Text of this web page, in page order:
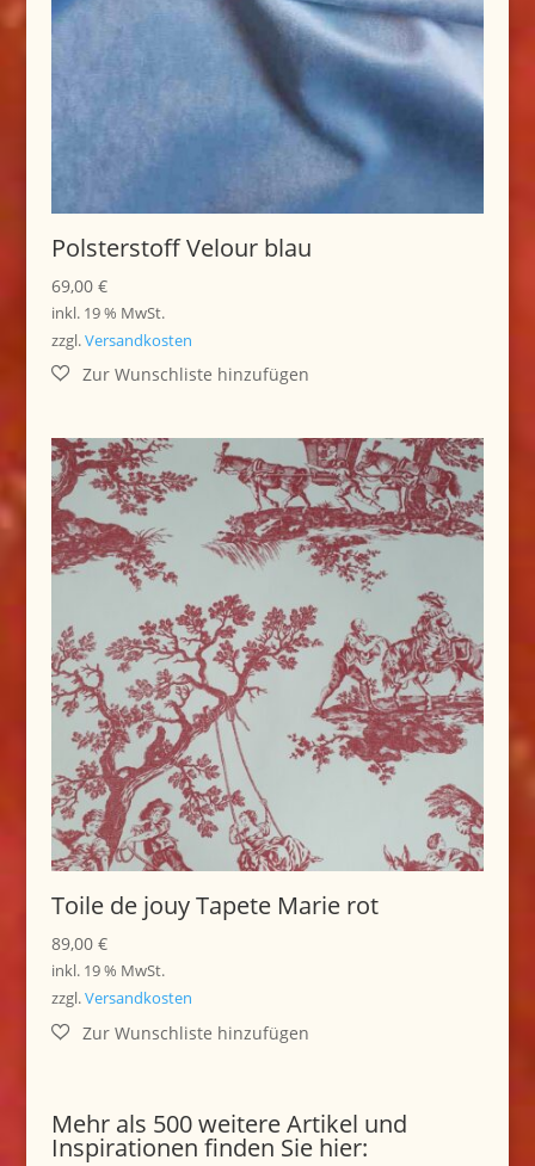
Polsterstoff Velour blau
69,00 €
inkl. 19 % MwSt.
zzgl.Versandkosten
Toile de jouy Tapete Marie rot
89,00 €
inkl. 19 % MwSt.
zzgl.Versandkosten
Mehr als 500 weitere Artikel und
Inspirationen finden Sie hier: